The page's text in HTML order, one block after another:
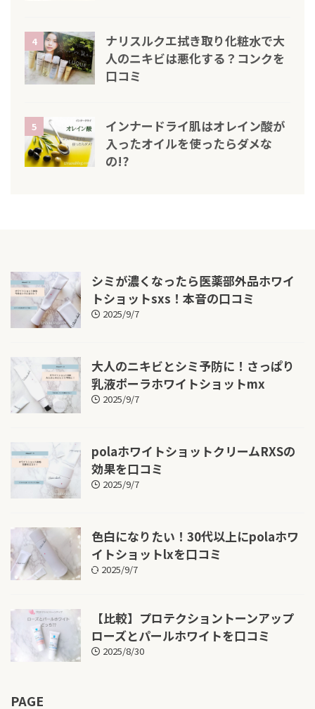
4
ナリスルクエ拭き取り化粧水で大
人のニキビは悪化する？コンクを
口コミ
5
インナードライ肌はオレイン酸が
入ったオイルを使ったらダメな
の!?
シミが濃くなったら医薬部外品ホワイ
トショットsxs！本音の口コミ
2025/9/7
大人のニキビとシミ予防に！さっぱり
乳液ポーラホワイトショットmx
2025/9/7
polaホワイトショットクリームRXSの
効果を口コミ
2025/9/7
色白になりたい！30代以上にpolaホワ
イトショットlxを口コミ
2025/9/7
【比較】プロテクショントーンアップ
ローズとパールホワイトを口コミ
2025/8/30
PAGE